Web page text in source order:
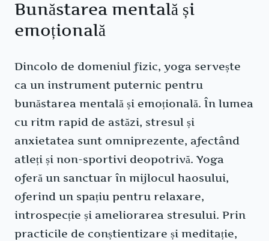
Bunăstarea mentală și
emoțională
Dincolo de domeniul fizic, yoga servește
ca un instrument puternic pentru
bunăstarea mentală și emoțională. În lumea
cu ritm rapid de astăzi, stresul și
anxietatea sunt omniprezente, afectând
atleți și non-sportivi deopotrivă. Yoga
oferă un sanctuar în mijlocul haosului,
oferind un spațiu pentru relaxare,
introspecție și ameliorarea stresului. Prin
practicile de conștientizare și meditație,